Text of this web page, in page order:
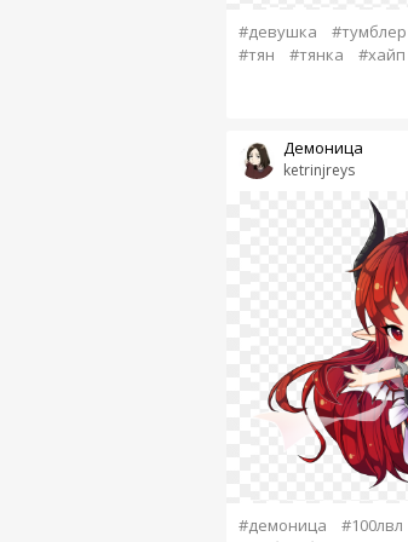
#девушка #тумблер
#тян
#тянка #хайп
ketrinjreys
Демоница
#демоница #100лвл